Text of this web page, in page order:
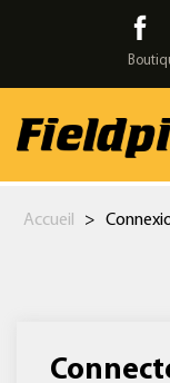
content
Accueil >